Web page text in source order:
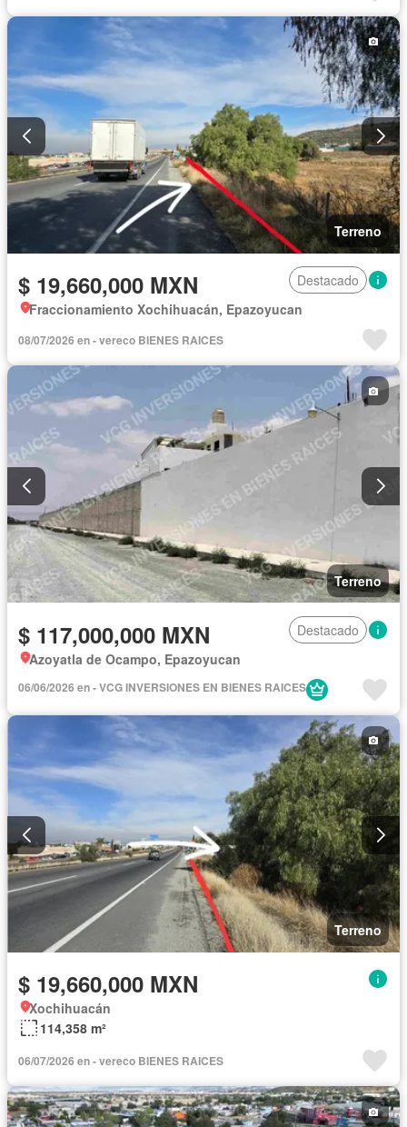
Terreno
$ 19,660,000 MXN
Destacado
Fraccionamiento Xochihuacán, Epazoyucan
08/07/2026 en - vereco BIENES RAICES
Terreno
$ 117,000,000 MXN
Destacado
Azoyatla de Ocampo, Epazoyucan
06/06/2026 en - VCG INVERSIONES EN BIENES RAICES
Terreno
$ 19,660,000 MXN
Xochihuacán
114,358 m²
06/07/2026 en - vereco BIENES RAICES